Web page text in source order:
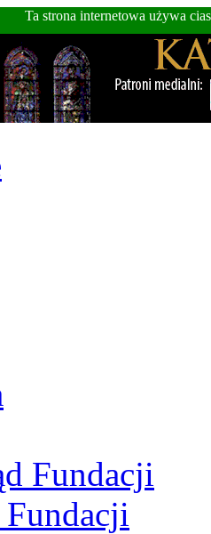
Ta strona internetowa używa
Fundacji
Fundacji